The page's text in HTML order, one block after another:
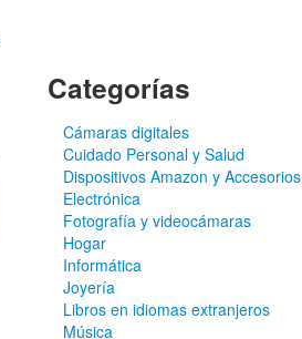
Categorías
Cámaras digitales
Cuidado Personal y Salud
Dispositivos Amazon y Accesorios
Electrónica
Fotografía y videocámaras
Hogar
Informática
Joyería
Libros en idiomas extranjeros
Música